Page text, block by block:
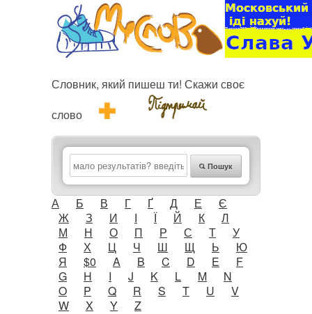
Словник, який пишеш ти! Скажи своє
слово
Пошук
А Б В Г Ґ Д Е
Є
Ж
З И І Ї Й К
Л
М
Н О П Р С Т
У
Ф
Х Ц Ч Ш Щ Ь
Ю
Я
$0 A B C D E
F
G
H I J K L M
N
O
P Q R S T U
V
W
X Y Z